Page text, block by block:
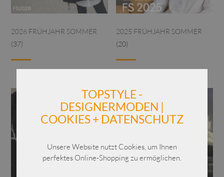
2026 FRÜHJAHR SOMMER
(37)
2025 FRÜHJAHR SOMMER
(20)
TOPSTYLE -
DESIGNERMODEN |
COOKIES + DATENSCHUTZ
Unsere Website nutzt Cookies, um Ihnen
perfektes Online-Shopping zu ermöglichen.